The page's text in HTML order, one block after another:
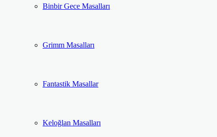
Binbir Gece Masalları
Grimm Masalları
Fantastik Masallar
Keloğlan Masalları